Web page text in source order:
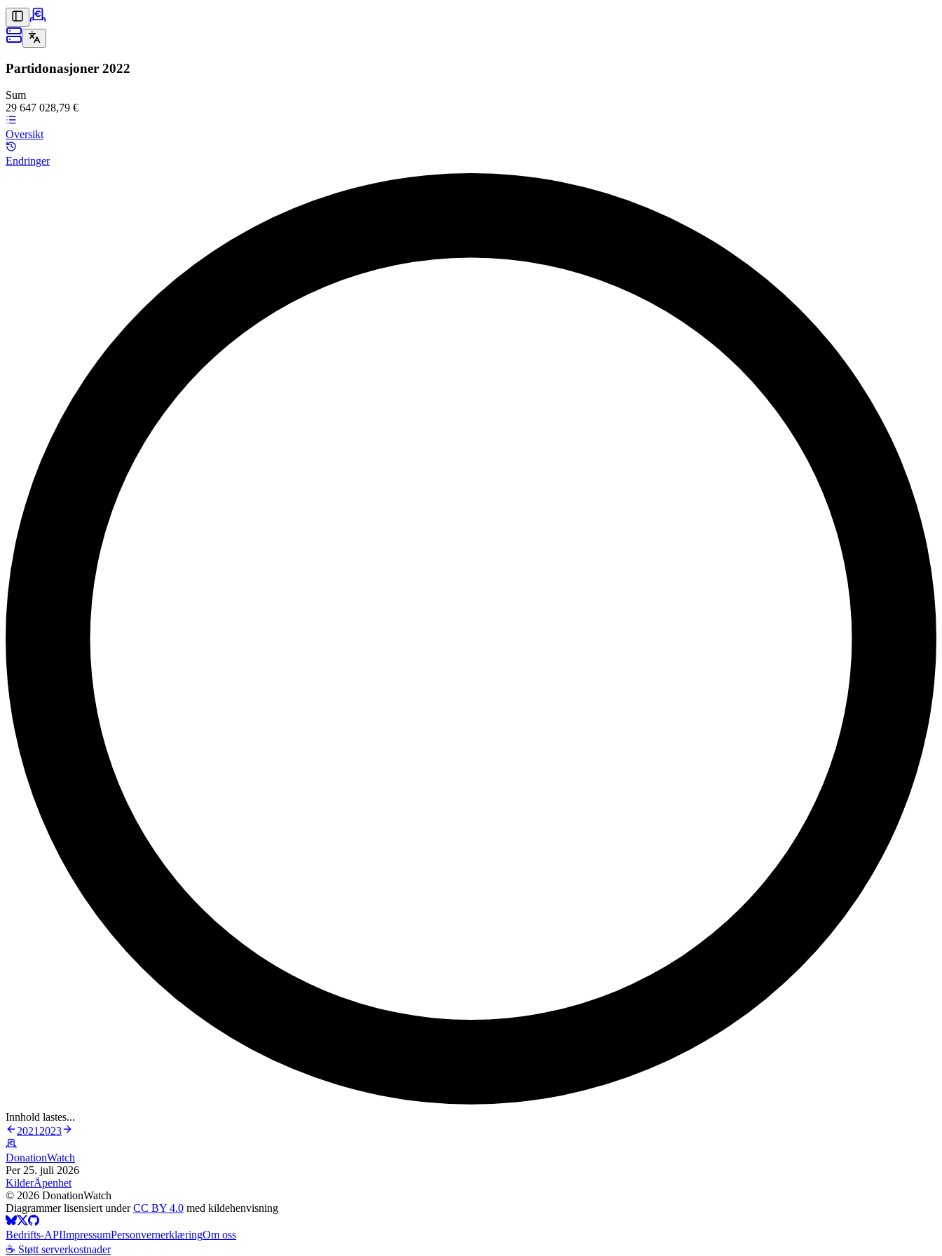
Partidonasjoner 2022
Sum
29 647 028,79 €
Oversikt
Endringer
Innhold lastes...
2021 2023
DonationWatch
Per 25. juli 2026
KilderÅpenhet
© 2026 DonationWatch
Diagrammer lisensiert underCC BY 4.0 med kildehenvisning
Bedrifts-APIImpressumPersonvernerklæringOm oss
☕ Støtt serverkostnader